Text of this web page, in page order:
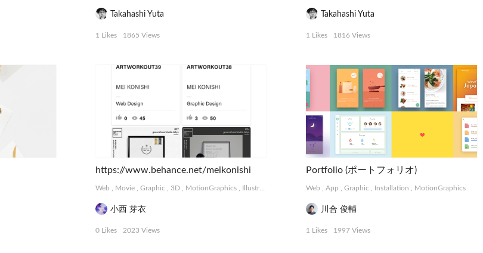
Takahashi Yuta
1 Likes 1865 Views
Takahashi Yuta
1 Likes 1816 Views
https://www.behance.net/meikonishi
Web Movie ,Graphic 3D MotionGraphics Illustration Logo, Card, Photograph,Other
小西 芽衣
0 Likes 2023 Views
Portfolio (ポートフォリオ)
Web ,App ,Graphic Installation MotionGraphics
川合 俊輔
1 Likes 1997 Views